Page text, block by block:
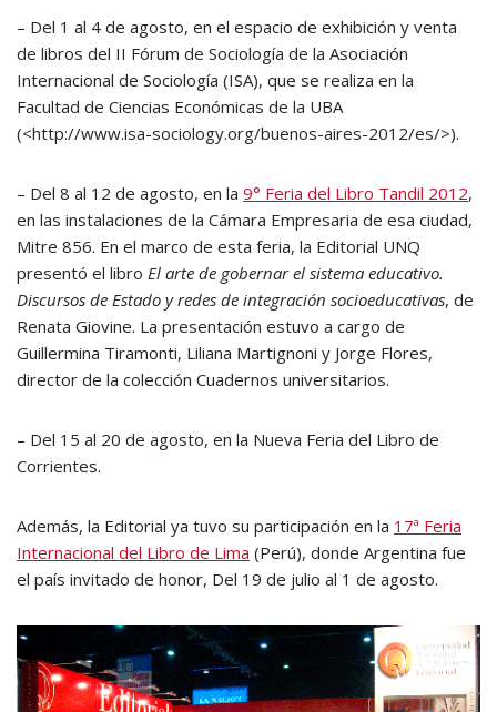
– Del 1 al 4 de agosto, en el espacio de exhibición y venta
de libros del II Fórum de Sociología de la Asociación
Internacional de Sociología (ISA), que se realiza en la
Facultad de Ciencias Económicas de la UBA
(<http://www.isa-sociology.org/buenos-aires-2012/es/>).
– Del 8 al 12 de agosto, en la 9° Feria del Libro Tandil 2012,
en las instalaciones de la Cámara Empresaria de esa ciudad,
Mitre 856. En el marco de esta feria, la Editorial UNQ
presentó el libro El arte de gobernar el sistema educativo.
Discursos de Estado y redes de integración socioeducativas, de
Renata Giovine. La presentación estuvo a cargo de
Guillermina Tiramonti, Liliana Martignoni y Jorge Flores,
director de la colección Cuadernos universitarios.
– Del 15 al 20 de agosto, en la Nueva Feria del Libro de
Corrientes.
Además, la Editorial ya tuvo su participación en la 17ª Feria
Internacional del Libro de Lima (Perú), donde Argentina fue
el país invitado de honor, Del 19 de julio al 1 de agosto.